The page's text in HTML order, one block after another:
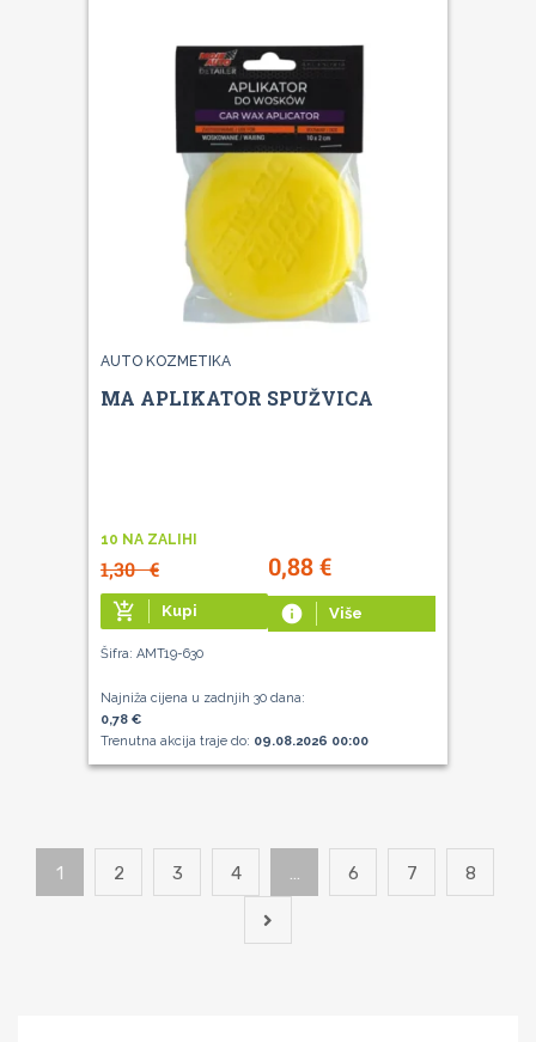
AUTO KOZMETIKA
MA APLIKATOR SPUŽVICA
10 NA ZALIHI
1,30€ 0,88€
add_shopping_cart Kupi info Više
Šifra: AMT19-630
Najniža cijena u zadnjih 30 dana:
0,78 €
Trenutna akcija traje do: 09.08.2026 00:00
1 2 3 4 … 6 7 8